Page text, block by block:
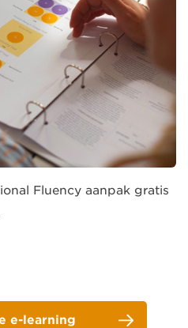
Fluency aanpak gratis
e-learning